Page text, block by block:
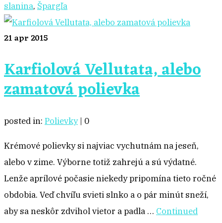
slanina, Špargľa
21apr 2015
Karfiolová Vellutata, alebo
zamatová polievka
posted in: Polievky | 0
Krémové polievky si najviac vychutnám na jeseň,
alebo v zime. Výborne totiž zahrejú a sú výdatné.
Lenže aprílové počasie niekedy pripomína tieto ročné
obdobia. Veď chvíľu svieti slnko a o pár minút sneží,
aby sa neskôr zdvihol vietor a padla … Continued